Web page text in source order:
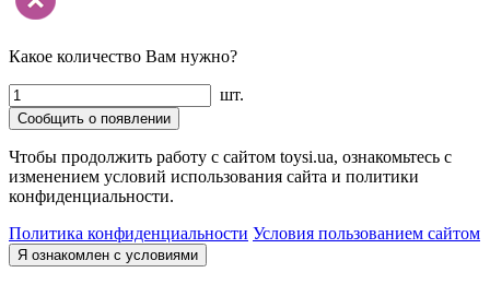
Какое количество Вам нужно?
шт.
Сообщить о появлении
Чтобы продолжить работу с сайтом toysi.ua, ознакомьтесь с
изменением условий использования сайта и политики
конфиденциальности.
Политика конфиденциальности Условия пользованием сайтом
Я ознакомлен с условиями